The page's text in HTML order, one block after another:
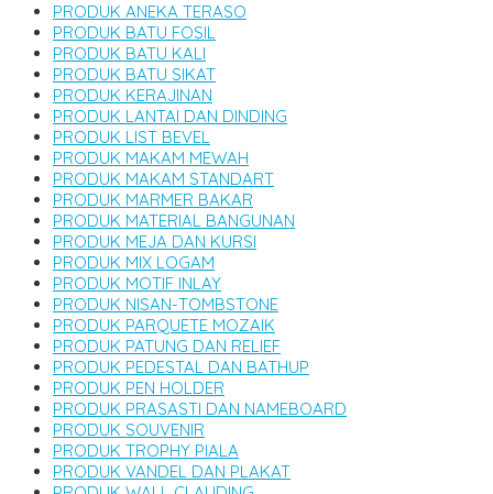
PRODUK ANEKA TERASO
PRODUK BATU FOSIL
PRODUK BATU KALI
PRODUK BATU SIKAT
PRODUK KERAJINAN
PRODUK LANTAI DAN DINDING
PRODUK LIST BEVEL
PRODUK MAKAM MEWAH
PRODUK MAKAM STANDART
PRODUK MARMER BAKAR
PRODUK MATERIAL BANGUNAN
PRODUK MEJA DAN KURSI
PRODUK MIX LOGAM
PRODUK MOTIF INLAY
PRODUK NISAN-TOMBSTONE
PRODUK PARQUETE MOZAIK
PRODUK PATUNG DAN RELIEF
PRODUK PEDESTAL DAN BATHUP
PRODUK PEN HOLDER
PRODUK PRASASTI DAN NAMEBOARD
PRODUK SOUVENIR
PRODUK TROPHY PIALA
PRODUK VANDEL DAN PLAKAT